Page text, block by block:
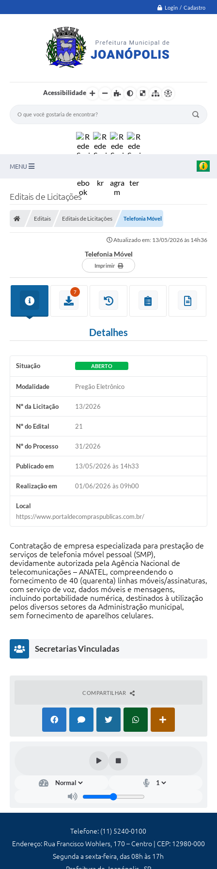
Login / Cadastro
Acessibilidade
MENU
Diário Oficial
Conselhos
Contratos
Carta de Serviços
Obras
Contas Públicas
Telefones Úteis
Editais de Licitações
Editais Editais de Licitações Telefonia Móvel
Atualizado em: 13/05/2026 às 14h36
Telefonia Móvel
Imprimir
7
Detalhes
Situação ABERTO
Modalidade Pregão Eletrônico
Nº da Licitação 13/2026
Nº do Edital 21
Nº do Processo 31/2026
Publicado em 13/05/2026 às 14h33
Realização em 01/06/2026 às 09h00
Local
https://www.portaldecompraspublicas.com.br/
Contratação de empresa especializada para prestação de
serviços de telefonia móvel pessoal (SMP),
devidamente autorizada pela Agência Nacional de
telecomunicações – ANATEL, compreendendo o
fornecimento de 40 (quarenta) linhas móveis/assinaturas,
com serviço de voz, dados móveis e mensagens,
incluindo portabilidade numérica, destinados à utilização
pelos diversos setores da Administração municipal,
sem fornecimento de aparelhos celulares.
Secretarias Vinculadas
etar
e
COMPARTILHAR
Telefone: (11) 5240-0100
Endereço: Rua Francisco Wohlers, 170 – Centro | CEP: 12980-000
Segunda a sexta-feira, das 08h às 17h